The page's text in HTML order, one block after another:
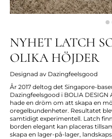
NYHET LATCH
OLIKA HÖJDER
Designad av Dazingfeelsgood
År 2017 deltog det Singapore-
Dazingfeelsgood i BOLIA
hade en dröm om att skapa en
oregelbundenheter. Resultatet
samtidigt experimentell. Latch
borden elegant kan placeras
skapa en lager-på-lager,